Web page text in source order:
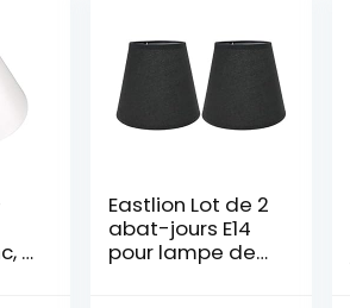
1
Eastlion Lot de 2
abat-jours E14
pour lampe de